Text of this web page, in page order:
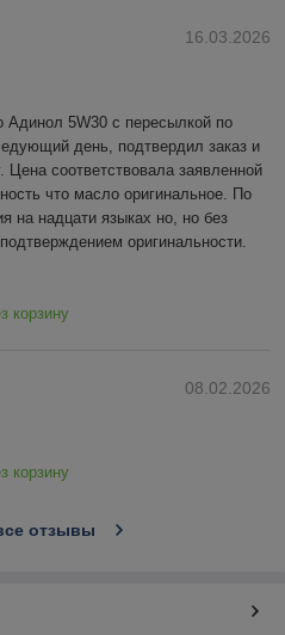
16.03.2026
Адинол 5W30 с пересылкой по
день, подтвердил заказ и
соответствовала заявленной
что масло оригинальное. По
на надцати языках но, но без
оригинальности.
корзину
08.02.2026
корзину
отзывы